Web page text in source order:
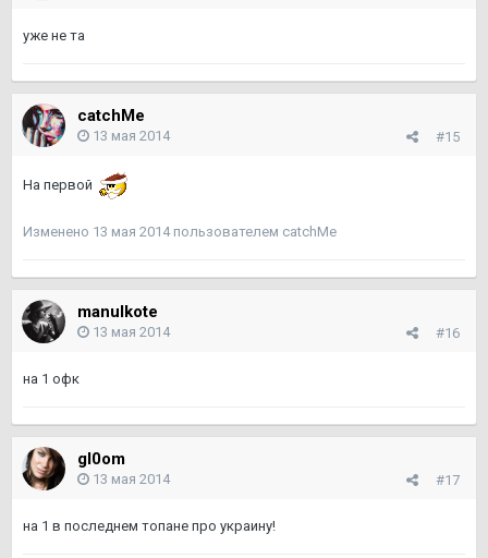
уже не та
catchMe
#15
13 мая 2014
На первой
Изменено 13 мая 2014пользователем catchMe
manulkote
#16
13 мая 2014
на 1 офк
gl0om
#17
13 мая 2014
на 1 в последнем топане про украину!